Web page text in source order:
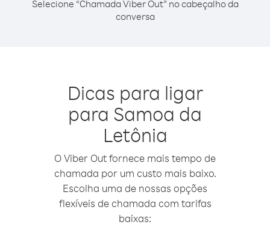
Selecione “Chamada Viber Out” no cabeçalho da
conversa
Dicas para ligar
para Samoa da
Letônia
O Viber Out fornece mais tempo de
chamada por um custo mais baixo.
Escolha uma de nossas opções
flexíveis de chamada com tarifas
baixas: